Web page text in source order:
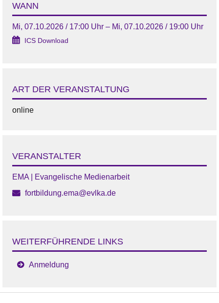
WANN
Mi, 07.10.2026 / 17:00 Uhr – Mi, 07.10.2026 / 19:00 Uhr
ICS Download
ART DER VERANSTALTUNG
online
VERANSTALTER
EMA | Evangelische Medienarbeit
fortbildung.ema@evlka.de
WEITERFÜHRENDE LINKS
Anmeldung